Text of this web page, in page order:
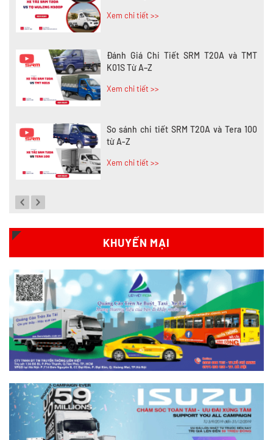
Xem chi tiết >>
Đánh Giá Chi Tiết SRM T20A và TMT
K01S Từ A–Z
Xem chi tiết >>
So sánh chi tiết SRM T20A và Tera 100
từ A-Z
Xem chi tiết >>
Xem chi tiết >>
So sánh xe tải SRM T35 và SRM T50: Nên
nâng tải hay tiết kiệm?
Xem chi tiết >>
So sánh xe tải SRM T35 và SRM K990:
Khác biệt gì và chọn sao cho đúng?
Xem chi tiết >>
So sánh xe tải SRM T35 và Tera 100s:
Nên chọn dòng nào?
KHUYẾN MẠI